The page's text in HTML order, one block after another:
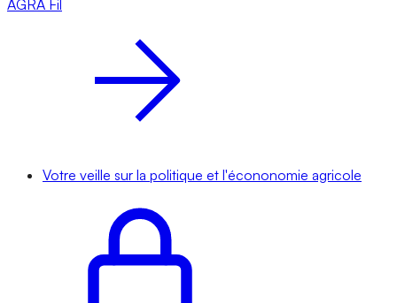
AGRA Fil
Votre veille sur la politique et l'écononomie agricole